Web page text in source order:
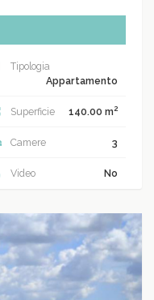
Tipologia
Appartamento
Superficie 140.00 m2
Camere 3
Video No